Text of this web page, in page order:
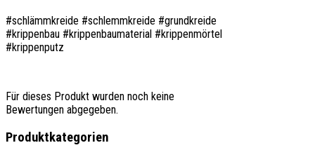
#schlämmkreide #schlemmkreide #grundkreide
#krippenbau #krippenbaumaterial #krippenmörtel
#krippenputz
Für dieses Produkt wurden noch keine
Bewertungen abgegeben.
Produktkategorien